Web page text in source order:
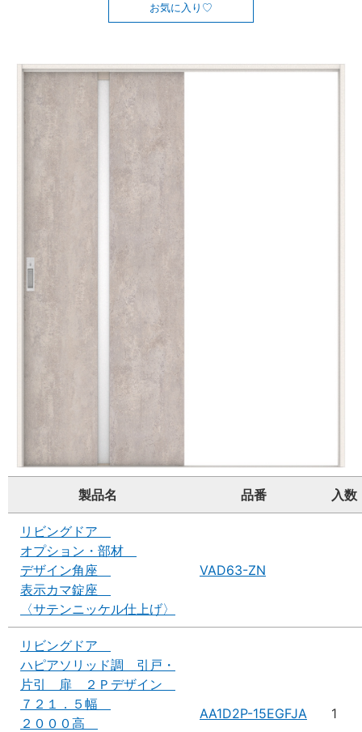
お気に入り
製品名 品番 入数
リビングドア
オプション・部材
デザイン角座
表示カマ錠座
〈サテンニッケル仕上げ〉
VAD63-ZN
リビングドア
ハピアソリッド調 引戸・
片引 扉 ２Ｐデザイン
７２１．５幅
２０００高
AA1D2P-15EGFJA 1